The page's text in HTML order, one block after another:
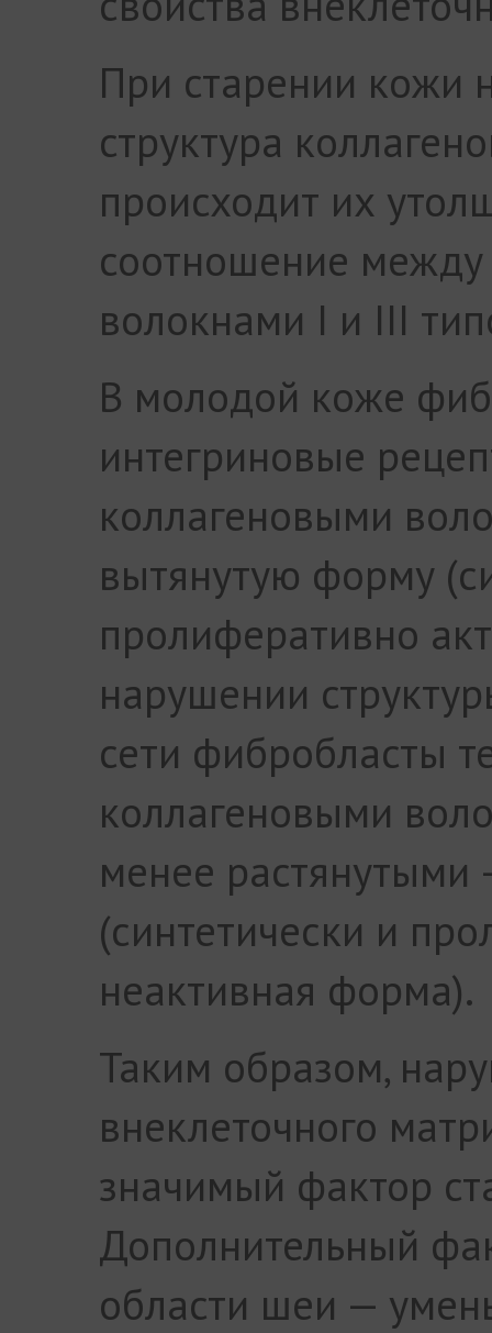
При старении кожи
структура
происходит их
соотношение
волокнами I и III
В молодой коже
интегриновые
коллагеновыми
вытянутую форму
пролиферативно
нарушении
сети фибробласты
коллагеновыми
менее
(синтетически и
неактивная форма).
Таким образом,
внеклеточного
значимый фактор
Дополнительный
области шеи —